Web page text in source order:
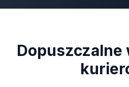
Dopuszczalne